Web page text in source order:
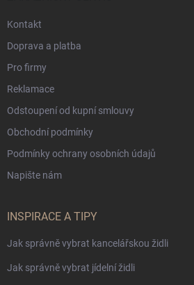
Kontakt
Doprava a platba
Pro firmy
Reklamace
Odstoupení od kupní smlouvy
Obchodní podmínky
Podmínky ochrany osobních údajů
Napište nám
INSPIRACE A TIPY
Jak správně vybrat kancelářskou židli
Jak správně vybrat jídelní židli